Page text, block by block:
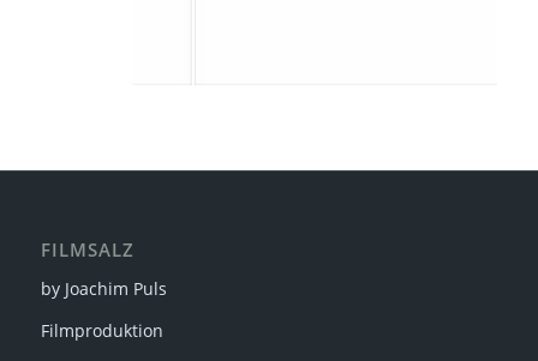
FILMSALZ
by Joachim Puls
Filmproduktion